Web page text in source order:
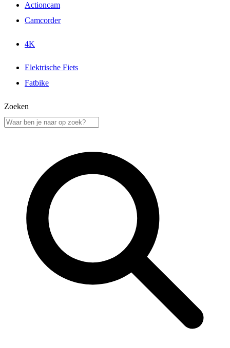
Actioncam
Camcorder
4K
Elektrische Fiets
Fatbike
Zoeken